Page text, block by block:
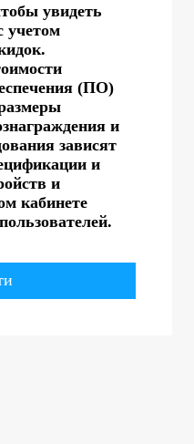
увидеть
учетом
(ПО)
и
зависят
и
и
кабинете